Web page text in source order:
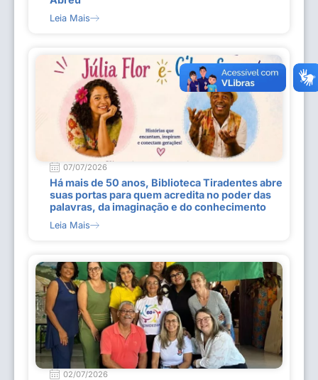
Leia Mais
07/07/2026
Há mais de 50 anos, Biblioteca Tiradentes abre
suas portas para quem acredita no poder das
palavras, da imaginação e do conhecimento
Leia Mais
02/07/2026